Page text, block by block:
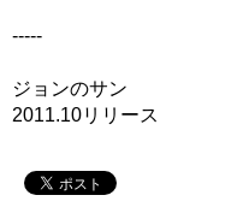
-----
ジョンのサン
2011.10リリース